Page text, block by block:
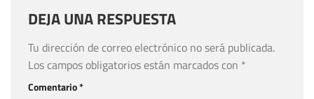
DEJA UNA RESPUESTA
Tu dirección de correo electrónico no será publicada.
Los campos obligatorios están marcados con *
Comentario*